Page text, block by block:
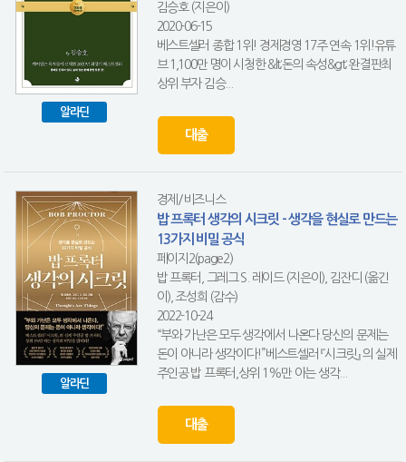
알라딘
김승호 (지은이)
2020-06-15
베스트셀러 종합 1위! 경제경영 17주 연속 1위!유튜
브 1,100만 명이 시청한 &lt;돈의 속성&gt; 완결판최
상위 부자 김승...
대출
알라딘
경제/비즈니스
밥 프록터 생각의 시크릿 - 생각을 현실로 만드는
13가지 비밀 공식
페이지2(page2)
밥 프록터, 그레그 S. 레이드 (지은이), 김잔디 (옮긴
이), 조성희 (감수)
2022-10-24
“부와 가난은 모두 생각에서 나온다.당신의 문제는
돈이 아니라 생각이다!”베스트셀러 『시크릿』 의 실제
주인공 밥 프록터,상위 1%만 아는 생각...
대출